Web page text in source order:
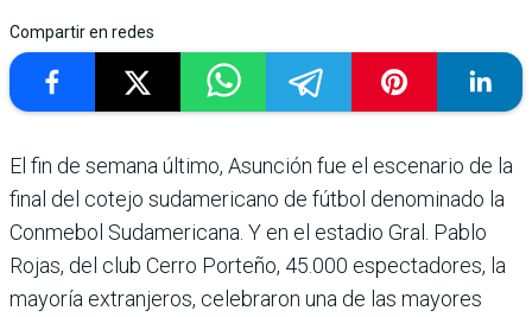
Compartir en redes
El fin de semana último, Asun­ción fue el escenario de la
final del cotejo sudamericano de fútbol denominado la
Conmebol Suda­mericana. Y en el estadio Gral. Pablo
Rojas, del club Cerro Porteño, 45.000 espectadores, la
mayoría extranjeros, celebraron una de las mayores